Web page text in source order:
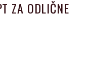
ZA ODLIČNE